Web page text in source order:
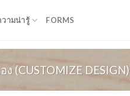
ามน่ารู้ FORMS
(CUSTOMIZE DESIGN)